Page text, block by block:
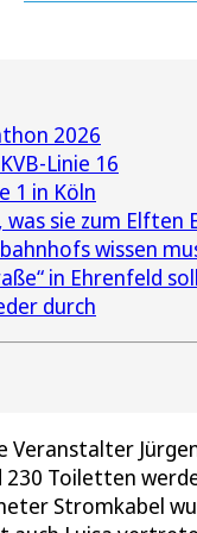
2026
Linie 16
1 in Köln
sie zum Elften
wissen
in Ehrenfeld
durch
Veranstalter
230 Toiletten
Stromkabel